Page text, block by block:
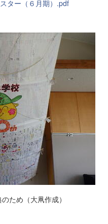
ター（６月期）.pdf
ため（大凧作成）